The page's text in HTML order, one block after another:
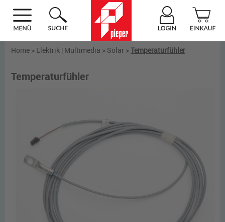
Home > Elektrik | Multimedia > Solar >Temperaturfühler
Temperaturfühler